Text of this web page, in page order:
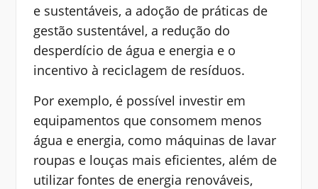
e sustentáveis, a adoção de práticas de
gestão sustentável, a redução do
desperdício de água e energia e o
incentivo à reciclagem de resíduos.
Por exemplo, é possível investir em
equipamentos que consomem menos
água e energia, como máquinas de lavar
roupas e louças mais eficientes, além de
utilizar fontes de energia renováveis,